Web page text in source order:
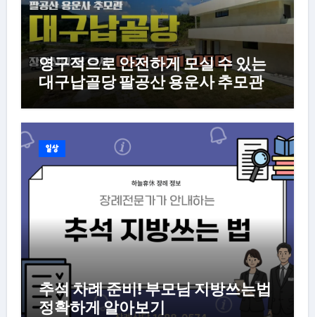
영구적으로 안전하게 모실 수 있는
대구납골당 팔공산 용운사 추모관
일상
추석 차례 준비! 부모님 지방쓰는법
정확하게 알아보기